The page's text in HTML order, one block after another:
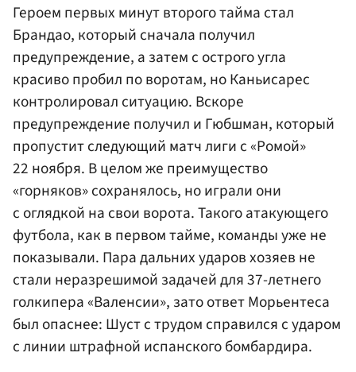
Героем первых минут второго тайма стал
Брандао, который сначала получил
предупреждение, а затем с острого угла
красиво пробил по воротам, но Каньисарес
контролировал ситуацию. Вскоре
предупреждение получил и Гюбшман, который
пропустит следующий матч лиги с «Ромой»
22 ноября. В целом же преимущество
«горняков» сохранялось, но играли они
с оглядкой на свои ворота. Такого атакующего
футбола, как в первом тайме, команды уже не
показывали. Пара дальних ударов хозяев не
стали неразрешимой задачей для 37-летнего
голкипера «Валенсии», зато ответ Морьентеса
был опаснее: Шуст с трудом справился с ударом
с линии штрафной испанского бомбардира.